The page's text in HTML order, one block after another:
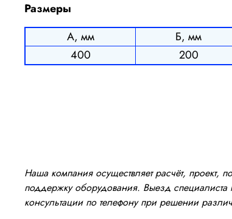
Размеры
А, мм
Б, мм
400
200
Наша компания осуществляет расчёт, проект,
поддержку оборудования. Выезд специалиста
консультации по телефону при решении